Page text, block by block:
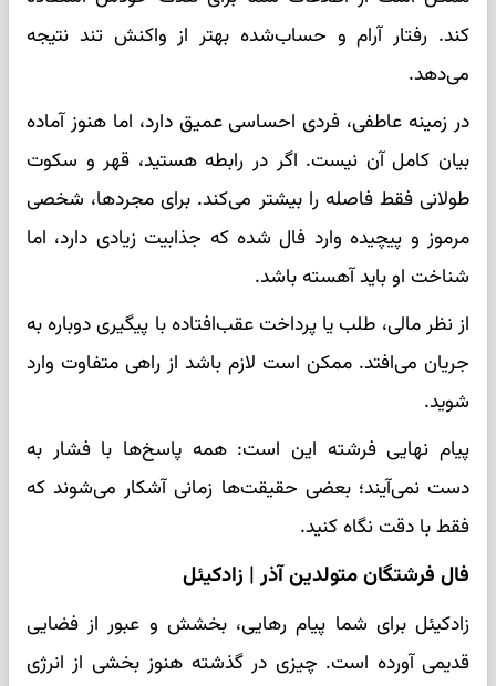
کند. رفتار آرام و حساب‌شده بهتر از واکنش تند نتیجه
می‌دهد.
در زمینه عاطفی، فردی احساسی عمیق دارد، اما هنوز آماده
بیان کامل آن نیست. اگر در رابطه هستید، قهر و سکوت
طولانی فقط فاصله را بیشتر می‌کند. برای مجردها، شخصی
مرموز و پیچیده وارد فال شده که جذابیت زیادی دارد، اما
شناخت او باید آهسته باشد.
از نظر مالی، طلب یا پرداخت عقب‌افتاده با پیگیری دوباره به
جریان می‌افتد. ممکن است لازم باشد از راهی متفاوت وارد
شوید.
پیام نهایی فرشته این است: همه پاسخ‌ها با فشار به
دست نمی‌آیند؛ بعضی حقیقت‌ها زمانی آشکار می‌شوند که
فقط با دقت نگاه کنید.
فال فرشتگان متولدین آذر | زادکیئل
زادکیئل برای شما پیام رهایی، بخشش و عبور از فضایی
قدیمی آورده است. چیزی در گذشته هنوز بخشی از انرژی